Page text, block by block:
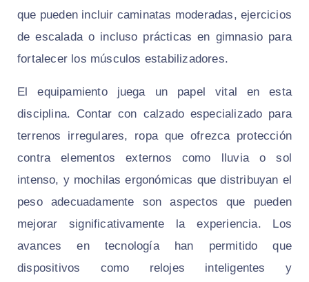
que pueden incluir caminatas moderadas, ejercicios
de escalada o incluso prácticas en gimnasio para
fortalecer los músculos estabilizadores.
El equipamiento juega un papel vital en esta
disciplina. Contar con calzado especializado para
terrenos irregulares, ropa que ofrezca protección
contra elementos externos como lluvia o sol
intenso, y mochilas ergonómicas que distribuyan el
peso adecuadamente son aspectos que pueden
mejorar significativamente la experiencia. Los
avances en tecnología han permitido que
dispositivos como relojes inteligentes y